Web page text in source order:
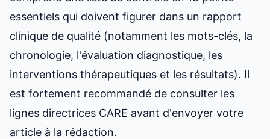
essentiels qui doivent figurer dans un rapport
clinique de qualité (notamment les mots-clés, la
chronologie, l'évaluation diagnostique, les
interventions thérapeutiques et les résultats). Il
est fortement recommandé de consulter les
lignes directrices CARE avant d'envoyer votre
article à la rédaction.